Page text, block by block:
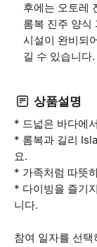
후에는 오토레
롬복 진주 양식
시설이 완비되
길 수 있습니다.
상품설명
* 드넓은 바다에
* 롬복과 길리
요.
* 가족처럼 따뜻
* 다이빙을 즐기
니다.
참여 일자를 선택